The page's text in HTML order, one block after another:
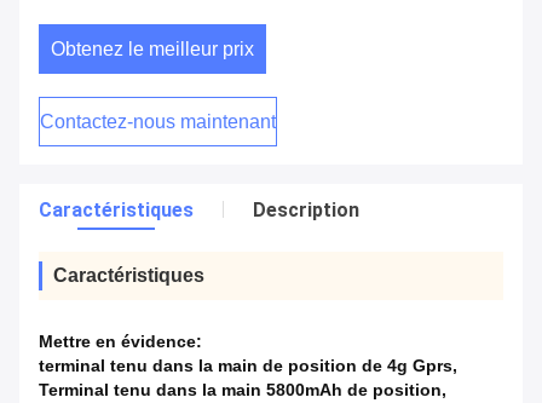
Obtenez le meilleur prix
Contactez-nous maintenant
Caractéristiques Description
Caractéristiques
Mettre en évidence:
terminal tenu dans la main de position de 4g Gprs,
Terminal tenu dans la main 5800mAh de position,